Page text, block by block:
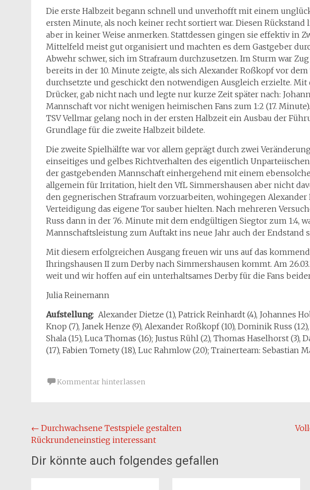
Die erste Halbzeit begann schnell und unverhofft mit einem
ersten Minute, als noch keiner recht sortiert war. Diesen Rückstand
aber in keiner Weise anmerken. Stattdessen gingen sie effektiv in
Mittelfeld meist gut organisiert und machten es dem Gastgeber
Abwehr schwer, sich im Strafraum durchzusetzen. Im Sturm war
bereits in der 10. Minute zeigte, als sich Alexander Roßkopf vor dem
durchsetzte und geschickt den notwendigen Ausgleich erzielte.
Drücker, gab nicht nach und legte nur kurze Zeit später nach:
Mannschaft vor nicht wenigen heimischen Fans zum 1:2 (17.
TSV Vellmar gelang noch in der ersten Halbzeit ein Ausbau der
Grundlage für die zweite Halbzeit bildete.
Die zweite Spielhälfte war vor allem geprägt durch zwei
einseitiges und gelbes Richtverhalten des eigentlich
der gastgebenden Mannschaft einhergehend mit einem
allgemein für Irritation, hielt den VfL Simmershausen aber nicht
den gegnerischen Strafraum vorzuarbeiten, wohingegen Alexander
Verteidigung das eigene Tor sauber hielten. Nach mehreren
Russ dann in der 76. Minute mit dem endgültigen Siegtor zum 1:4,
Mannschaftsleistung zum Auftakt ins neue Jahr auch der Endstand
Mit diesem erfolgreichen Ausgang freuen wir uns auf das
Ihringshausen II zum Derby nach Simmershausen kommt. Am
weit und wir hoffen auf ein unterhaltsames Derby für die Fans
Julia Reinemann
Aufstellung: Alexander Dietze (1), Patrick Reinhardt (4), Johannes
Knop (7), Janek Henze (9), Alexander Roßkopf (10), Dominik Russ
Shala (15), Luca Thomas (16); Justus Rühl (2), Thomas Haselhorst (3),
(17), Fabien Tomety (18), Luc Rahmlow (20); Trainerteam: Sebastian
Kommentar hinterlassen
Beitragsnavigation
← Durchwachsene Testspiele gestalten
Rückrundeneinstieg interessant
Dir könnte auch folgendes gefallen